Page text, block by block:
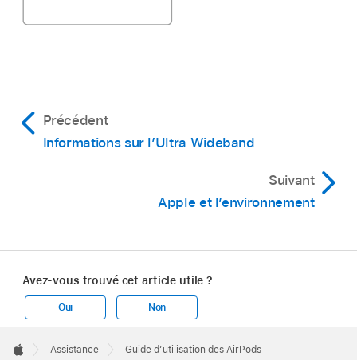
Précédent
Informations sur l’Ultra Wideband
Suivant
Apple et l’environnement
Avez-vous trouvé cet article utile ?
Oui Non
Footer

Assistance Guide d’utilisation des AirPods